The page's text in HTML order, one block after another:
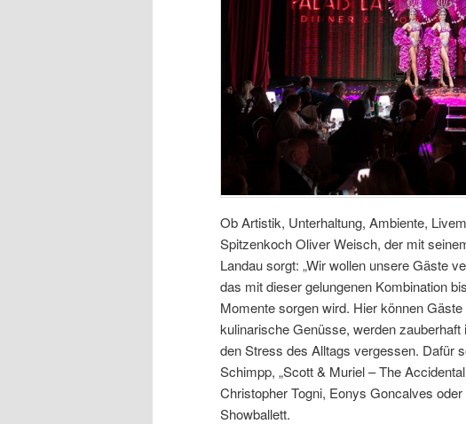
Ob Artistik, Unterhaltung, Ambiente,
Spitzenkoch Oliver Weisch, der mit
Landau sorgt: „Wir wollen unsere Gäste
das mit dieser gelungenen Kombination
Momente sorgen wird. Hier können
kulinarische Genüsse, werden
den Stress des Alltags vergessen. Dafür
Schimpp, „Scott & Muriel – The
Christopher Togni, Eonys Goncalves
Showballett.